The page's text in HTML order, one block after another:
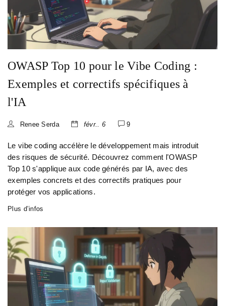
OWASP Top 10 pour le Vibe Coding :
Exemples et correctifs spécifiques à
l'IA
Renee Serda févr.. 6 9
Le vibe coding accélère le développement mais introduit
des risques de sécurité. Découvrez comment l'OWASP
Top 10 s'applique aux code générés par IA, avec des
exemples concrets et des correctifs pratiques pour
protéger vos applications.
Plus d’infos